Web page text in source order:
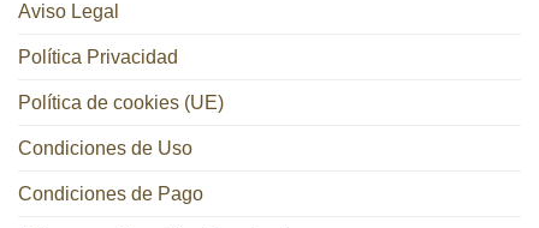
Aviso Legal
Política Privacidad
Política de cookies (UE)
Condiciones de Uso
Condiciones de Pago